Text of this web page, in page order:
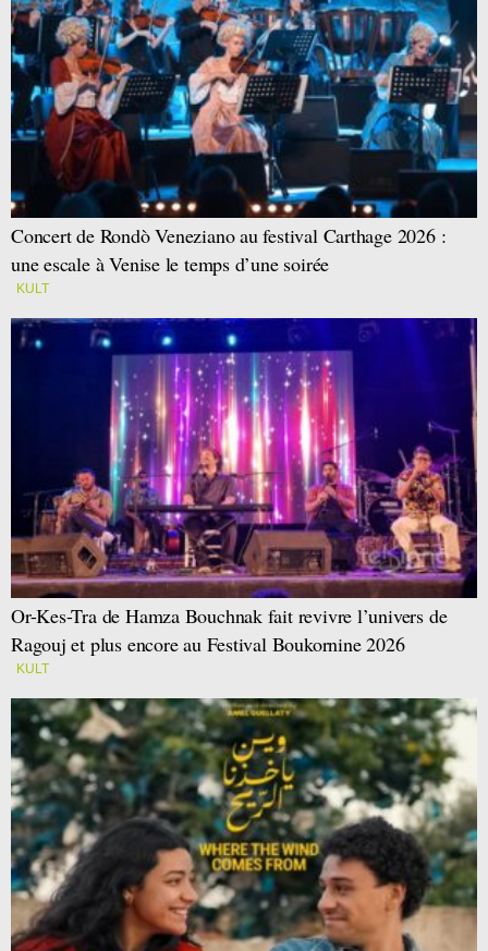
Concert de Rondò Veneziano au festival Carthage 2026 :
une escale à Venise le temps d’une soirée
KULT
Or-Kes-Tra de Hamza Bouchnak fait revivre l’univers de
Ragouj et plus encore au Festival Boukornine 2026
KULT